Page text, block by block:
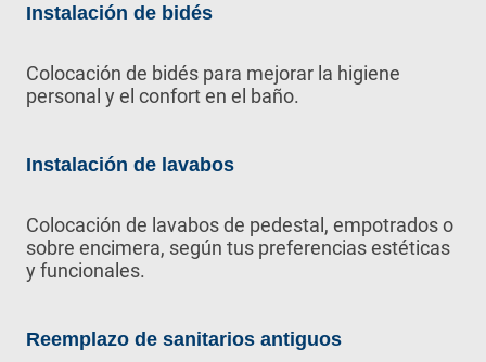
Instalación de bidés
Colocación de bidés para mejorar la higiene
personal y el confort en el baño.
Instalación de lavabos
Colocación de lavabos de pedestal, empotrados o
sobre encimera, según tus preferencias estéticas
y funcionales.
Reemplazo de sanitarios antiguos